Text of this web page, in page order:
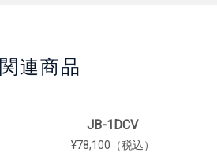
関連商品
JB-1DCV
¥78,100（税込）